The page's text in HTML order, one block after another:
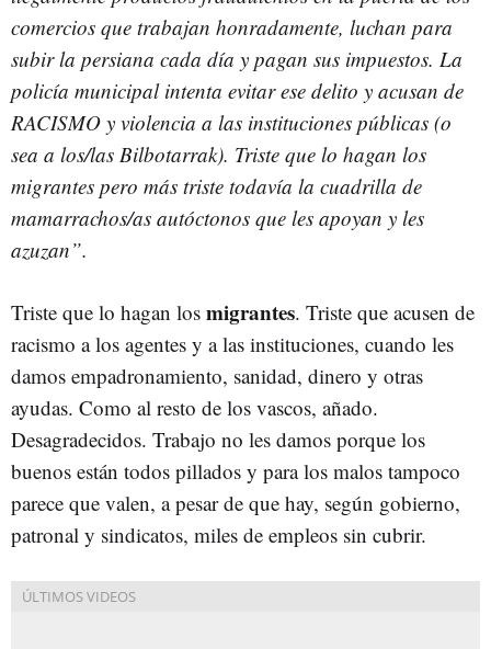
comercios que trabajan honradamente, luchan para
subir la persiana cada día y pagan sus impuestos. La
policía municipal intenta evitar ese delito y acusan de
RACISMO y violencia a las instituciones públicas (o
sea a los/las Bilbotarrak). Triste que lo hagan los
migrantes pero más triste todavía la cuadrilla de
mamarrachos/as autóctonos que les apoyan y les
azuzan”.
Triste que lo hagan los migrantes. Triste que acusen de
racismo a los agentes y a las instituciones, cuando les
damos empadronamiento, sanidad, dinero y otras
ayudas. Como al resto de los vascos, añado.
Desagradecidos. Trabajo no les damos porque los
buenos están todos pillados y para los malos tampoco
parece que valen, a pesar de que hay, según gobierno,
patronal y sindicatos, miles de empleos sin cubrir.